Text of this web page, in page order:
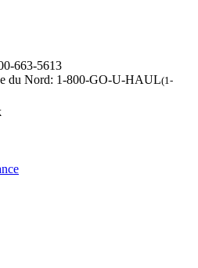
663-5613
du Nord: 1-800-GO-U-HAUL(1-